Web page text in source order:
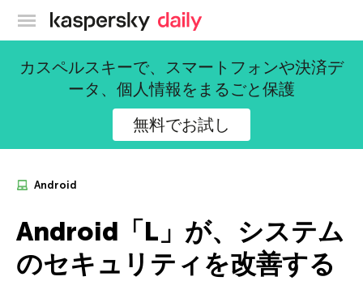
カスペルスキー公式ブログ
カスペルスキーで、スマートフォンや決済デ
ータ、個人情報をまるごと保護
無料でお試し
Android
Android「L」が、システム
のセキュリティを改善する